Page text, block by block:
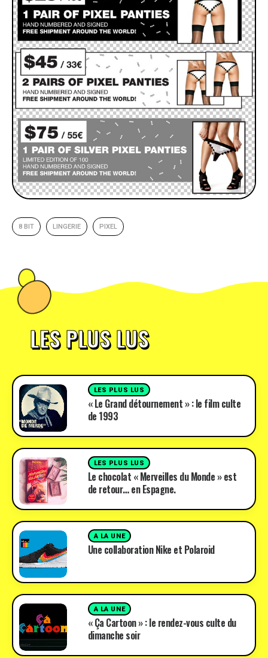
8 BIT LINGERIE PIXEL
LES PLUS LUS
LES PLUS LUS
« Le Grand détournement » : le film culte
de 1993
LES PLUS LUS
Le chocolat « Merveilles du Monde » est
de retour… en Espagne.
A LA UNE
Une collaboration Nike et Polaroid
A LA UNE
« Ça Cartoon » : le rendez-vous culte du
dimanche soir